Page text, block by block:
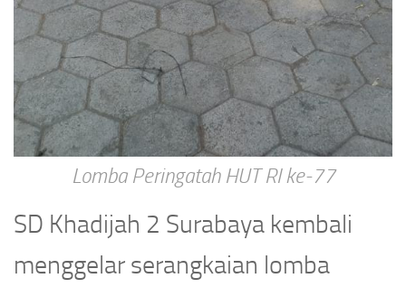
Lomba Peringatah HUT RI ke-77
SD Khadijah 2 Surabaya kembali
menggelar serangkaian lomba